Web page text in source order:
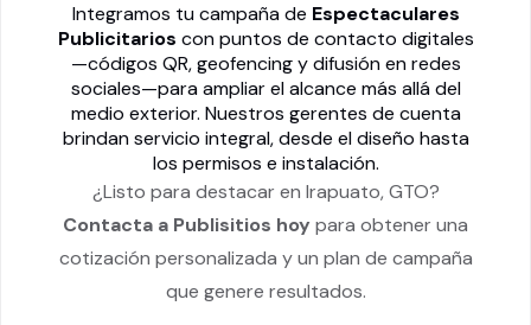
Integramos tu campaña de Espectaculares
Publicitarios con puntos de contacto digitales
—códigos QR, geofencing y difusión en redes
sociales—para ampliar el alcance más allá del
medio exterior. Nuestros gerentes de cuenta
brindan servicio integral, desde el diseño hasta
los permisos e instalación.
¿Listo para destacar en Irapuato, GTO?
Contacta a Publisitios hoy para obtener una
cotización personalizada y un plan de campaña
que genere resultados.